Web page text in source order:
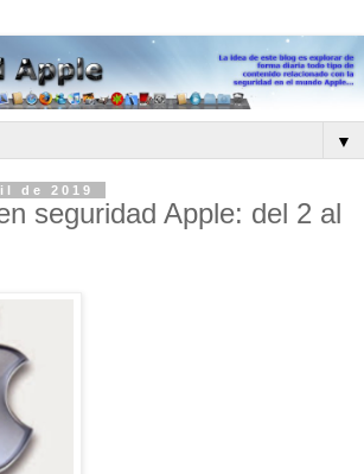
▼
de 2019
seguridad Apple: del 2 al